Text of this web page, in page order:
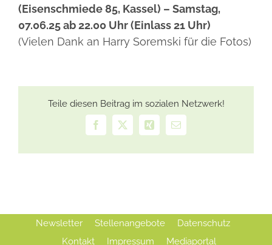
(Eisenschmiede 85, Kassel) – Samstag,
07.06.25 ab 22.00 Uhr (Einlass 21 Uhr)
(Vielen Dank an Harry Soremski für die Fotos)
Teile diesen Beitrag im sozialen Netzwerk!
Facebook
X Xing
E-
Mail
Newsletter Stellenangebote
Datenschutz
Kontakt
Impressum Mediaportal